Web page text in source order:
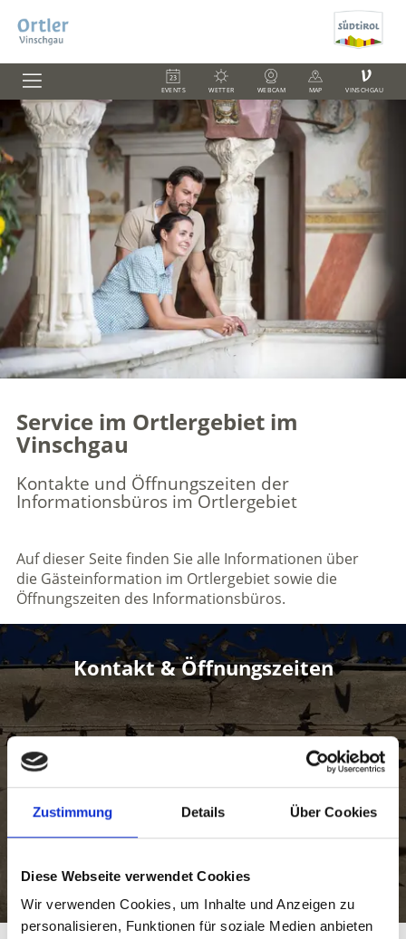
Zustimmung Details Über Cookies
Diese Webseite verwendet Cookies
Wir verwenden Cookies, um Inhalte und Anzeigen zu
personalisieren, Funktionen für soziale Medien anbieten
EVENTS WETTER WEBCAM MAP
V
VINSCHGAU
Service im Ortlergebiet im
Vinschgau
Kontakte und Öffnungszeiten der
Informationsbüros im Ortlergebiet
Auf dieser Seite finden Sie alle Informationen über
die Gästeinformation im Ortlergebiet sowie die
Öffnungszeiten des Informationsbüros.
Kontakt & Öffnungszeiten
Finden Sie auf dieser Seite alle Kontaktinformationen des
Tourismusvereins Ortlergebiet sowie die Öffnungszeiten der
Informationsbüros.
Mehr erfahren